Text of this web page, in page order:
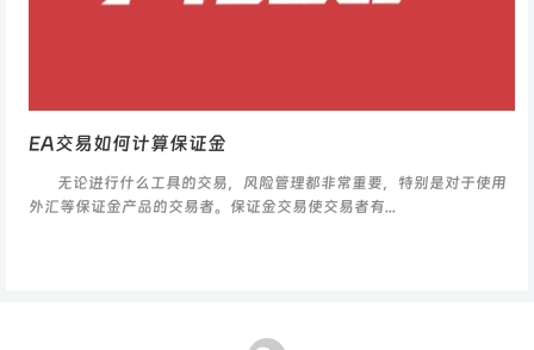
EA交易如何计算保证金
无论进行什么工具的交易，风险管理都非常重要，特别是对于使用
外汇等保证金产品的交易者。保证金交易使交易者有...